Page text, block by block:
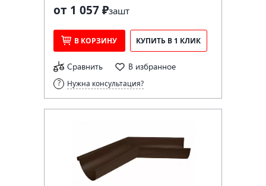
от 1 057 ₽зашт
В КОРЗИНУ КУПИТЬ В 1 КЛИК
Сравнить В избранное
Нужна консультация?